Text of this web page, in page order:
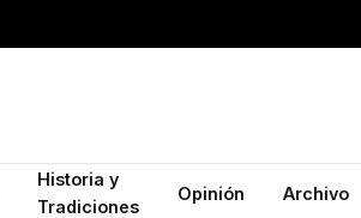
Historia y
Tradiciones
Opinión Archivo